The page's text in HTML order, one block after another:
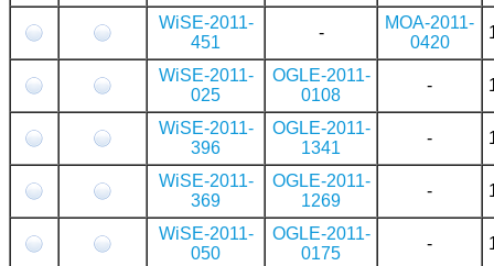
WiSE-2011-
451
-
MOA-2011-
0420
WiSE-2011-
025
OGLE-2011-
0108
-
WiSE-2011-
396
OGLE-2011-
1341
-
WiSE-2011-
369
OGLE-2011-
1269
-
WiSE-2011-
050
OGLE-2011-
0175
-